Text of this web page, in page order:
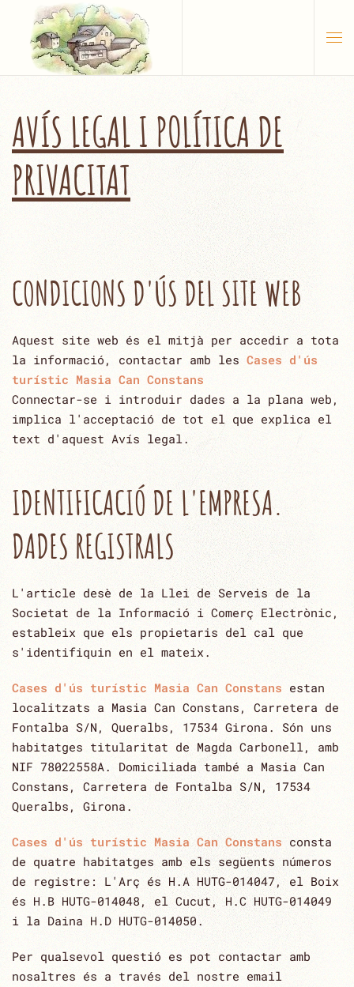
Skip to main content
AVÍS LEGAL I POLÍTICA DE
PRIVACITAT
CONDICIONS D'ÚS DEL SITE WEB
Aquest site web és el mitjà per accedir a tota
la informació, contactar amb les Cases d'ús
turístic Masia Can Constans
Connectar-se i introduir dades a la plana web,
implica l'acceptació de tot el que explica el
text d'aquest Avís ‎legal.‎
IDENTIFICACIÓ DE L'EMPRESA.
DADES REGISTRALS
L'article desè de la Llei de Serveis de la
Societat de la Informació i Comerç Electrònic,
estableix que els propietaris del cal que
s'identifiquin en el mateix.‎
Cases d'ús turístic Masia Can Constans estan
localitzats a Masia Can Constans, Carretera de
Fontalba S/N, Queralbs, 17534 Girona. Són uns
habitatges titularitat de Magda Carbonell, amb
NIF 78022558A. Domiciliada també a Masia Can
Constans, Carretera de Fontalba S/N, 17534
Queralbs, Girona.
Cases d'ús turístic Masia Can Constans consta
de quatre habitatges amb els següents números
de registre: L'Arç és H.A HUTG-014047, el Boix
és H.B HUTG-014048, el Cucut, H.C HUTG-014049
i la Daina H.D HUTG-014050.
Per qualsevol questió es pot contactar amb
nosaltres és a través del nostre email